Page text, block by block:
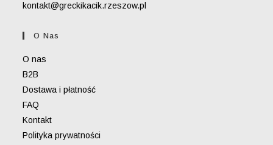
kontakt@greckikacik.rzeszow.pl
O Nas
O nas
B2B
Dostawa i płatność
FAQ
Kontakt
Polityka prywatności